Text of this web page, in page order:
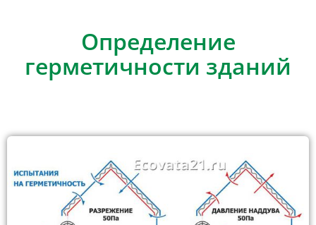
Определение
герметичности зданий